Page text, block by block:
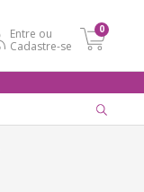
Entre ou
Cadastre-se
0